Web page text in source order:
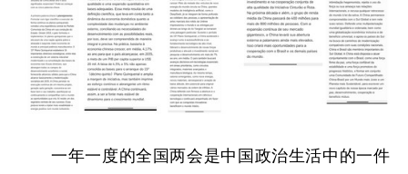
一年一度的全国两会是中国政治生活中的一件